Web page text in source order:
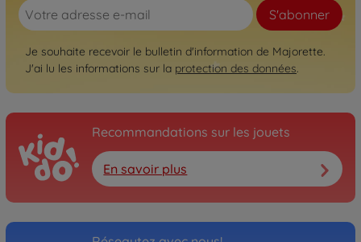
S'abonner
Je souhaite recevoir le bulletin d'information de Majorette.
J'ai lu les informations sur la protection des données.
Recommandations sur les jouets
En savoir plus